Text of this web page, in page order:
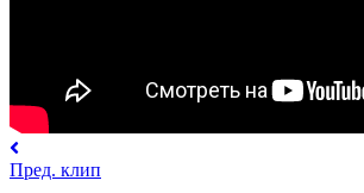
Пред. клип